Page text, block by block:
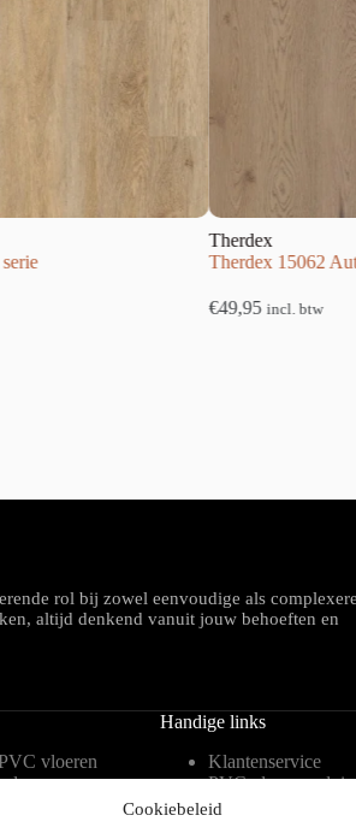
Cookiebeleid
Therdex
Therdex 15062
€49,95 incl. btw
rol bij zowel eenvoudige als complexere
altijd denkend vanuit jouw behoeften en
vloeren
Handige links
Klantenservice
PVC vloeren
Inspiratie